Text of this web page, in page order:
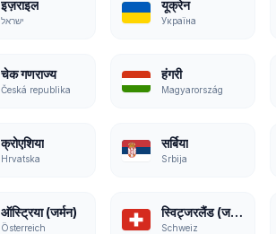
इज़राइल
ישראל
यूक्रेन
Україна
चेक गणराज्य
Česká republika
हंगरी
Magyarország
क्रोएशिया
Hrvatska
सर्बिया
Srbija
ऑस्ट्रिया (जर्मन)
Österreich
स्विट्जरलैंड (जर्मन)
Schweiz